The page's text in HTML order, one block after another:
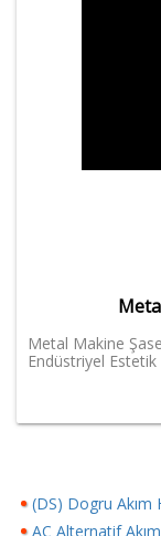
Metal Makine
Endüstriyel Estetik
(DS) Dogru Akım
AC Alternatif